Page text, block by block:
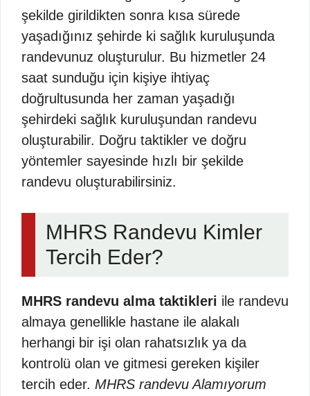
şekilde girildikten sonra kısa sürede
yaşadığınız şehirde ki sağlık kuruluşunda
randevunuz oluşturulur. Bu hizmetler 24
saat sunduğu için kişiye ihtiyaç
doğrultusunda her zaman yaşadığı
şehirdeki sağlık kuruluşundan randevu
oluşturabilir. Doğru taktikler ve doğru
yöntemler sayesinde hızlı bir şekilde
randevu oluşturabilirsiniz.
MHRS Randevu Kimler
Tercih Eder?
MHRS randevu alma taktikleri ile randevu
almaya genellikle hastane ile alakalı
herhangi bir işi olan rahatsızlık ya da
kontrolü olan ve gitmesi gereken kişiler
tercih eder. MHRS randevu Alamıyorum